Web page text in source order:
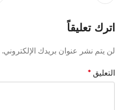
اترك تعليقاً
لن يتم نشر عنوان بريدك الإلكتروني.
التعليق *